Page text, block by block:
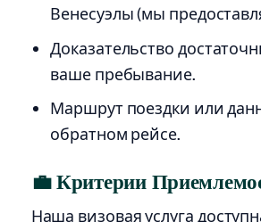
Венесуэлы (мы
Доказательство
ваше пребывание.
Маршрут поездки или
обратном рейсе.
💼 Критерии
Наша визовая услуга